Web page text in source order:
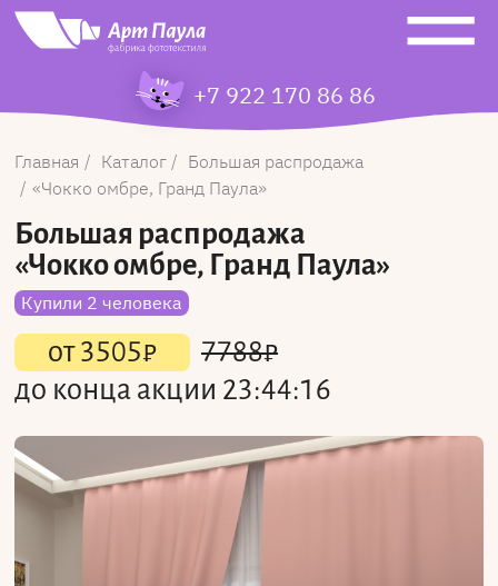
+7 922 170 86 86
Главная Каталог
Большая распродажа
Чокко омбре, Гранд Паула
Большая распродажа
«Чокко омбре, Гранд Паула»
Купили 2 человека
от3505₽ 7788₽
до конца акции 23:44:16